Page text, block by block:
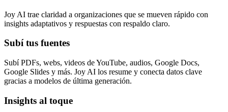
Joy AI trae claridad a organizaciones que se mueven rápido con
insights adaptativos y respuestas con respaldo claro.
Subí tus fuentes
Subí PDFs, webs, videos de YouTube, audios, Google Docs,
Google Slides y más. Joy AI los resume y conecta datos clave
gracias a modelos de última generación.
Insights al toque